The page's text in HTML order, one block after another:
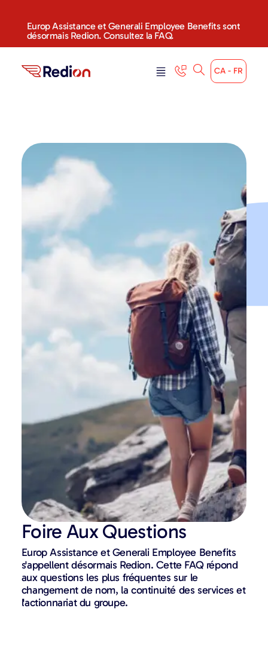
Europ Assistance et Generali Employee Benefits sont
désormais Redion. Consultez la FAQ.
CA - FR
Foire Aux Questions
Europ Assistance et Generali Employee Benefits
s'appellent désormais Redion. Cette FAQ répond
aux questions les plus fréquentes sur le
changement de nom, la continuité des services et
l'actionnariat du groupe.